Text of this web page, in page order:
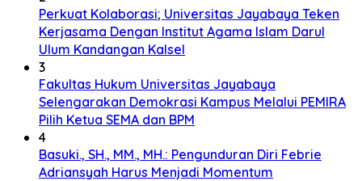
Perkuat Kolaborasi; Universitas Jayabaya Teken
Kerjasama Dengan Institut Agama Islam Darul
Ulum Kandangan Kalsel
3
Fakultas Hukum Universitas Jayabaya
Selengarakan Demokrasi Kampus Melalui PEMIRA
Pilih Ketua SEMA dan BPM
4
Basuki., SH., MM., MH.: Pengunduran Diri Febrie
Adriansyah Harus Menjadi Momentum